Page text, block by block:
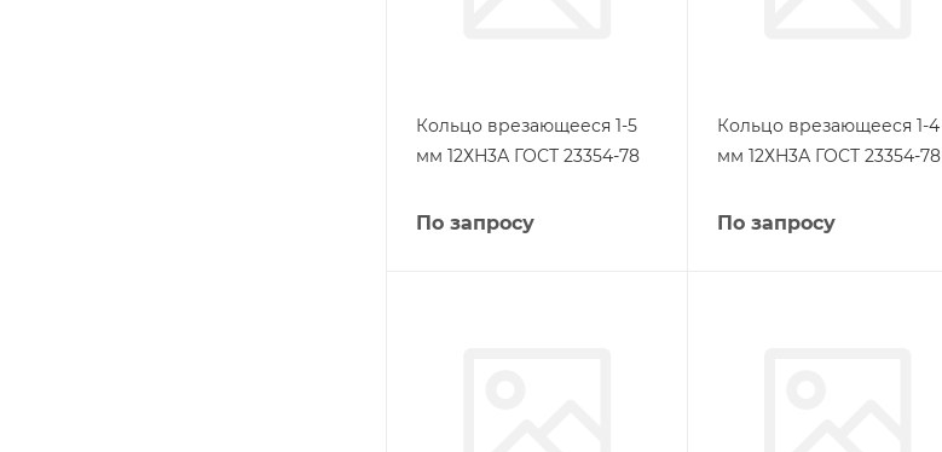
Кольцо врезающееся 1-5
мм 12ХН3А ГОСТ 23354-78
По запросу
Кольцо врезающееся 1-4
мм 12ХН3А ГОСТ 23354-78
По запросу